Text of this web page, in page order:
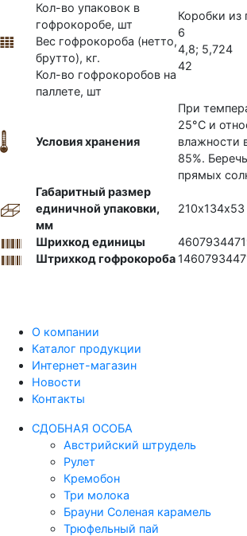
Кол-во упаковок в
гофрокоробе, шт
Вес гофрокороба (нетто,
брутто), кг.
Кол-во гофрокоробов на
паллете, шт
Коробки из
6
4,8; 5,724
42
Условия хранения
При
25°С и
влажности
85%.
прямых
Габаритный размер
единичной упаковки,
мм
210х134х53
Шрихкод единицы
Штрихкод гофрокороба
О компании
Каталог продукции
Интернет-магазин
Новости
Контакты
СДОБНАЯ ОСОБА
Австрийский штрудель
Рулет
Кремобон
Три молока
Брауни Соленая карамель
Трюфельный пай